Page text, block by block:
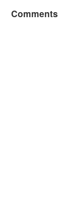
Comments